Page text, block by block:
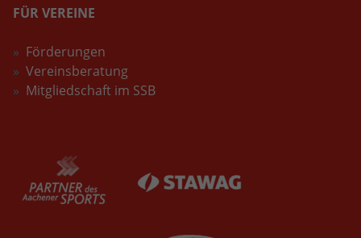
FÜR VEREINE
Förderungen
Vereinsberatung
Mitgliedschaft im SSB